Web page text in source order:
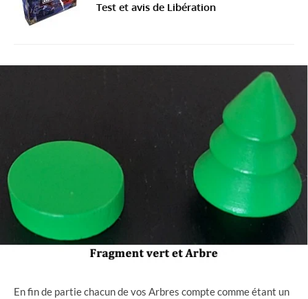
Test et avis de Libération
En fin de partie chacun de vos Arbres compte comme étant un